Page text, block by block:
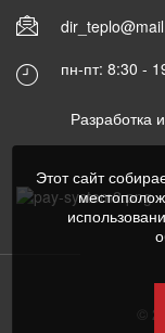
пн-пт: 8:30 -
Разработка
©
Этот сайт